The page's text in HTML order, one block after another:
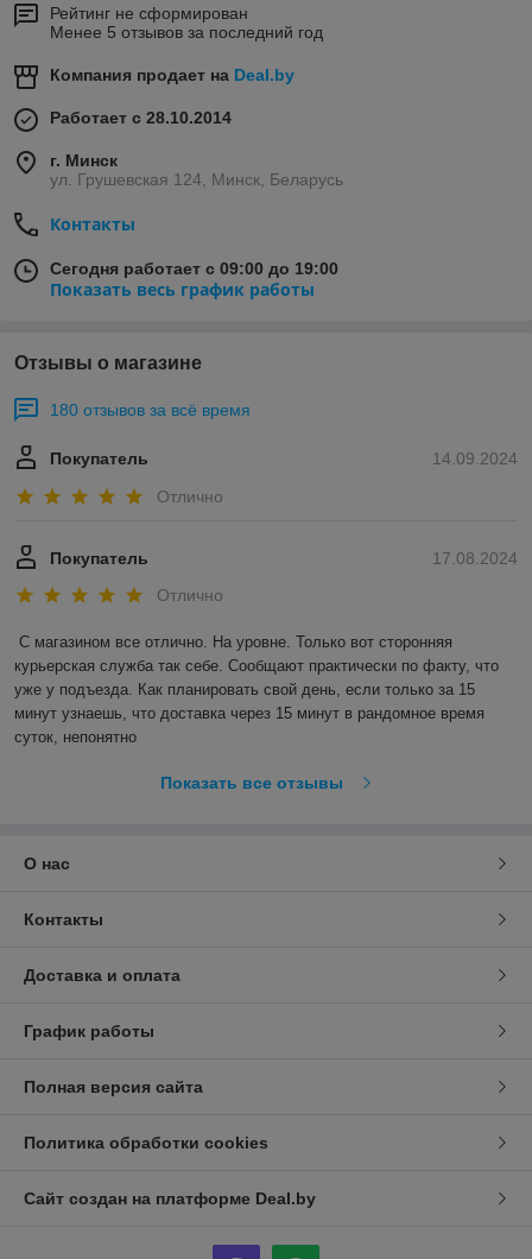
Рейтинг не сформирован
Менее 5 отзывов за последний год
Компания продает на Deal.by
Работает с 28.10.2014
г. Минск
ул. Грушевская 124, Минск, Беларусь
Контакты
Сегодня работает с 09:00 до 19:00
Показать весь график работы
Отзывы о магазине
180 отзывов за всё время
14.09.2024
Покупатель
Отлично
17.08.2024
Покупатель
Отлично
С магазином все отлично. На уровне. Только вот сторонняя
курьерская служба так себе. Сообщают практически по факту, что
уже у подъезда. Как планировать свой день, если только за 15
минут узнаешь, что доставка через 15 минут в рандомное время
суток, непонятно
Показать все отзывы
О нас
Контакты
Доставка и оплата
График работы
Полная версия сайта
Политика обработки cookies
Сайт создан на платформе Deal.by